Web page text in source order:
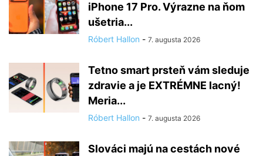
iPhone 17 Pro. Výrazne na ňom
ušetria...
Róbert Hallon - 7. augusta 2026
Tetno smart prsteň vám sleduje
zdravie a je EXTRÉMNE lacný!
Meria...
Róbert Hallon - 7. augusta 2026
Slováci majú na cestách nové